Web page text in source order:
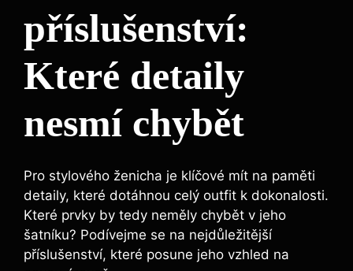
příslušenství:
Které detaily
nesmí chybět
Pro stylového ženicha je klíčové mít na paměti
detaily, které dotáhnou celý outfit k dokonalosti.
Které prvky by tedy neměly chybět v jeho
šatníku? Podívejme se na nejdůležitější
příslušenství, které posune jeho vzhled na